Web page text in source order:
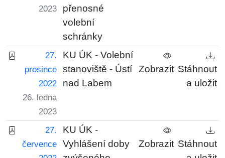
2023
přenosné
volební
schránky
27.
prosince
2022
26. ledna
2023
KU ÚK - Volební
stanoviště - Ústí
nad Labem
Zobrazit Stáhnout
a uložit
27.
července
KU ÚK -
Vyhlášení doby
Zobrazit Stáhnout